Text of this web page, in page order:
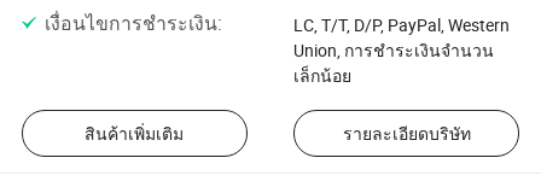
เงื่อนไขการชำระเงิน:
LC, T/T, D/P, PayPal, Western
Union, การชำระเงินจำนวน
เล็กน้อย
สินค้าเพิ่มเติม รายละเอียดบริษัท